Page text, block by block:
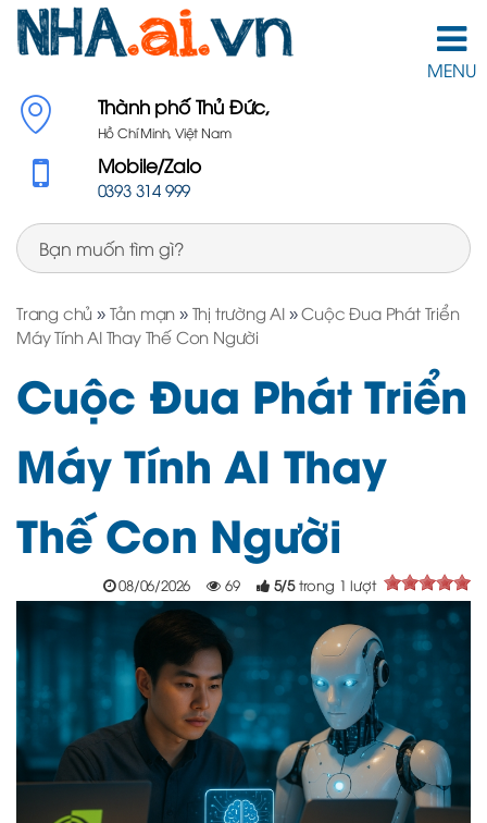
MENU
Thành phố Thủ Đức,
Hồ Chí Minh, Việt Nam
Mobile/Zalo
0393 314 999
Trang chủ » Tản mạn » Thị trường AI »Cuộc Đua Phát Triển
Máy Tính AI Thay Thế Con Người
Cuộc Đua Phát Triển
Máy Tính AI Thay
Thế Con Người
08/06/2026 69 5/5 trong 1 lượt